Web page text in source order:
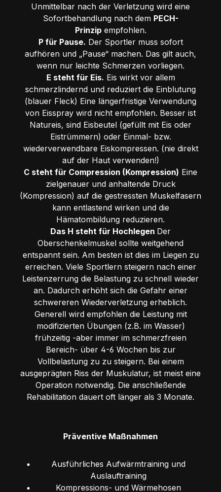
Unmittelbar nach der Verletzung wird eine
Sofortbehandlung nach dem PECH-
Prinzipempfohlen.
P für Pause. Der Sportler muss sofort
aufhören und „Pause“ machen. Das gilt auch,
wenn nur leichte Schmerzen vorliegen.
E steht für Eis. Eis wirkt vor allem
schmerzlindernd und reduziert die Einblutung
(blauer Fleck) Eine längerfristige Verwendung
von Eisspray wird nicht empfohlen. Besser ist
Natureis, sind Eisbeutel (gefüllt mit Eis oder
Eistrümmern) oder Einmal- bzw.
wiederverwendbare Eiskompressen. (nie direkt
auf der Haut verwenden!)
C steht für Compression (Kompression) Eine
zielgenauer und anhaltende Druck
(Kompression) auf die gestressten Muskelfasern
kann entlastend wirken und die
Hämatombildung reduzieren.
Das H steht für Hochlegen Der
Oberschenkelmuskel sollte weitgehend
entspannt sein. Am besten ist dies im Liegen zu
erreichen. Viele Sportlern steigern nach einer
Leistenzerrung die Belastung zu schnell wieder
an. Dadurch erhöht sich die Gefahr einer
schwereren Wiederverletzung erheblich.
Generell wird empfohlen die Leistung mit
modifizierten Übungen (z.B. im Wasser)
frühzeitig -aber immer im schmerzfreien
Bereich- über 4-6 Wochen bis zur
Vollbelastung zu zu steigern. Bei einem
ausgeprägten Riss der Muskulatur, ist meist eine
Operation notwendig. Die anschließende
Rehabilitation dauert oft länger als 3 Monate.
Präventive Maßnahmen
Ausführliches Aufwärmtraining und
Auslauftraining
Kompressions- und Wärmehosen